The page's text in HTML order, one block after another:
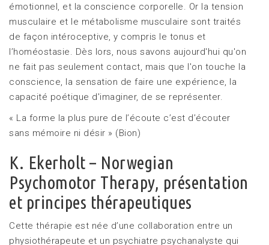
émotionnel, et la conscience corporelle. Or la tension
musculaire et le métabolisme musculaire sont traités
de façon intéroceptive, y compris le tonus et
l’homéostasie. Dès lors, nous savons aujourd'hui qu'on
ne fait pas seulement contact, mais que l'on touche la
conscience, la sensation de faire une expérience, la
capacité poétique d'imaginer, de se représenter.
« La forme la plus pure de l’écoute c’est d’écouter
sans mémoire ni désir » (Bion)
K. Ekerholt – Norwegian
Psychomotor Therapy, présentation
et principes thérapeutiques
Cette thérapie est née d’une collaboration entre un
physiothérapeute et un psychiatre psychanalyste qui